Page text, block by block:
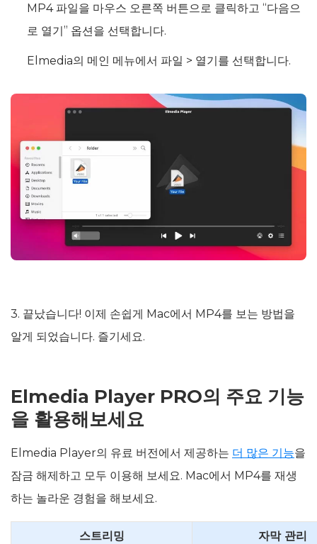
MP4 파일을 마우스 오른쪽 버튼으로 클릭하고 “다음으
로 열기” 옵션을 선택합니다.
Elmedia의 메인 메뉴에서 파일 > 열기를 선택합니다.
3. 끝났습니다! 이제 손쉽게 Mac에서 MP4를 보는 방법을
알게 되었습니다. 즐기세요.
Elmedia Player PRO의 주요 기능
을 활용해보세요
Elmedia Player의 유료 버전에서 제공하는 더 많은 기능을
잠금 해제하고 모두 이용해 보세요. Mac에서 MP4를 재생
하는 놀라운 경험을 해보세요.
스트리밍 자막 관리